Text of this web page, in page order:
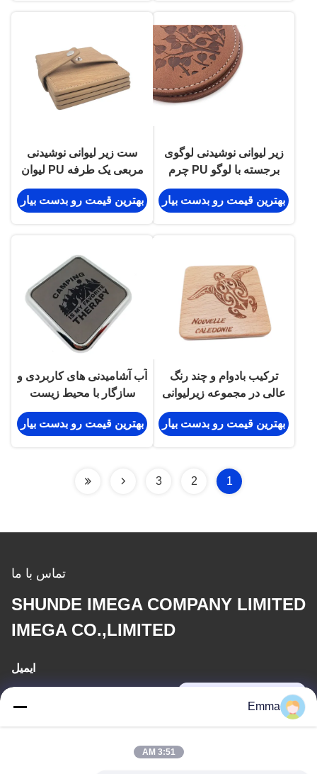
زیر لیوانی نوشیدنی لوگوی
برجسته با لوگو PU چرم
پنتون قهوه ای
بهترین قیمت رو بدست بیار
ست زیر لیوانی نوشیدنی
مربعی یک طرفه PU لیوان
شیشه ای مخملی.
بهترین قیمت رو بدست بیار
ترکیب بادوام و چند رنگ
عالی در مجموعه زیرلیوانی
بهترین قیمت رو بدست بیار
آب آشامیدنی های کاربردی و
سازگار با محیط زیست
تنظیم فقط دستورالعمل
های مراقبت از دست شوی
بهترین قیمت رو بدست بیار
1
2
3
تماس با ما
SHUNDE IMEGA COMPANY LIMITED
IMEGA CO.,LIMITED
ایمیل
Emma
3:51 AM